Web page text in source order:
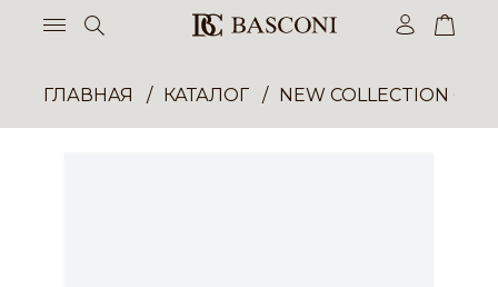
ГЛАВНАЯ КАТАЛОГ NEW COLLECTION